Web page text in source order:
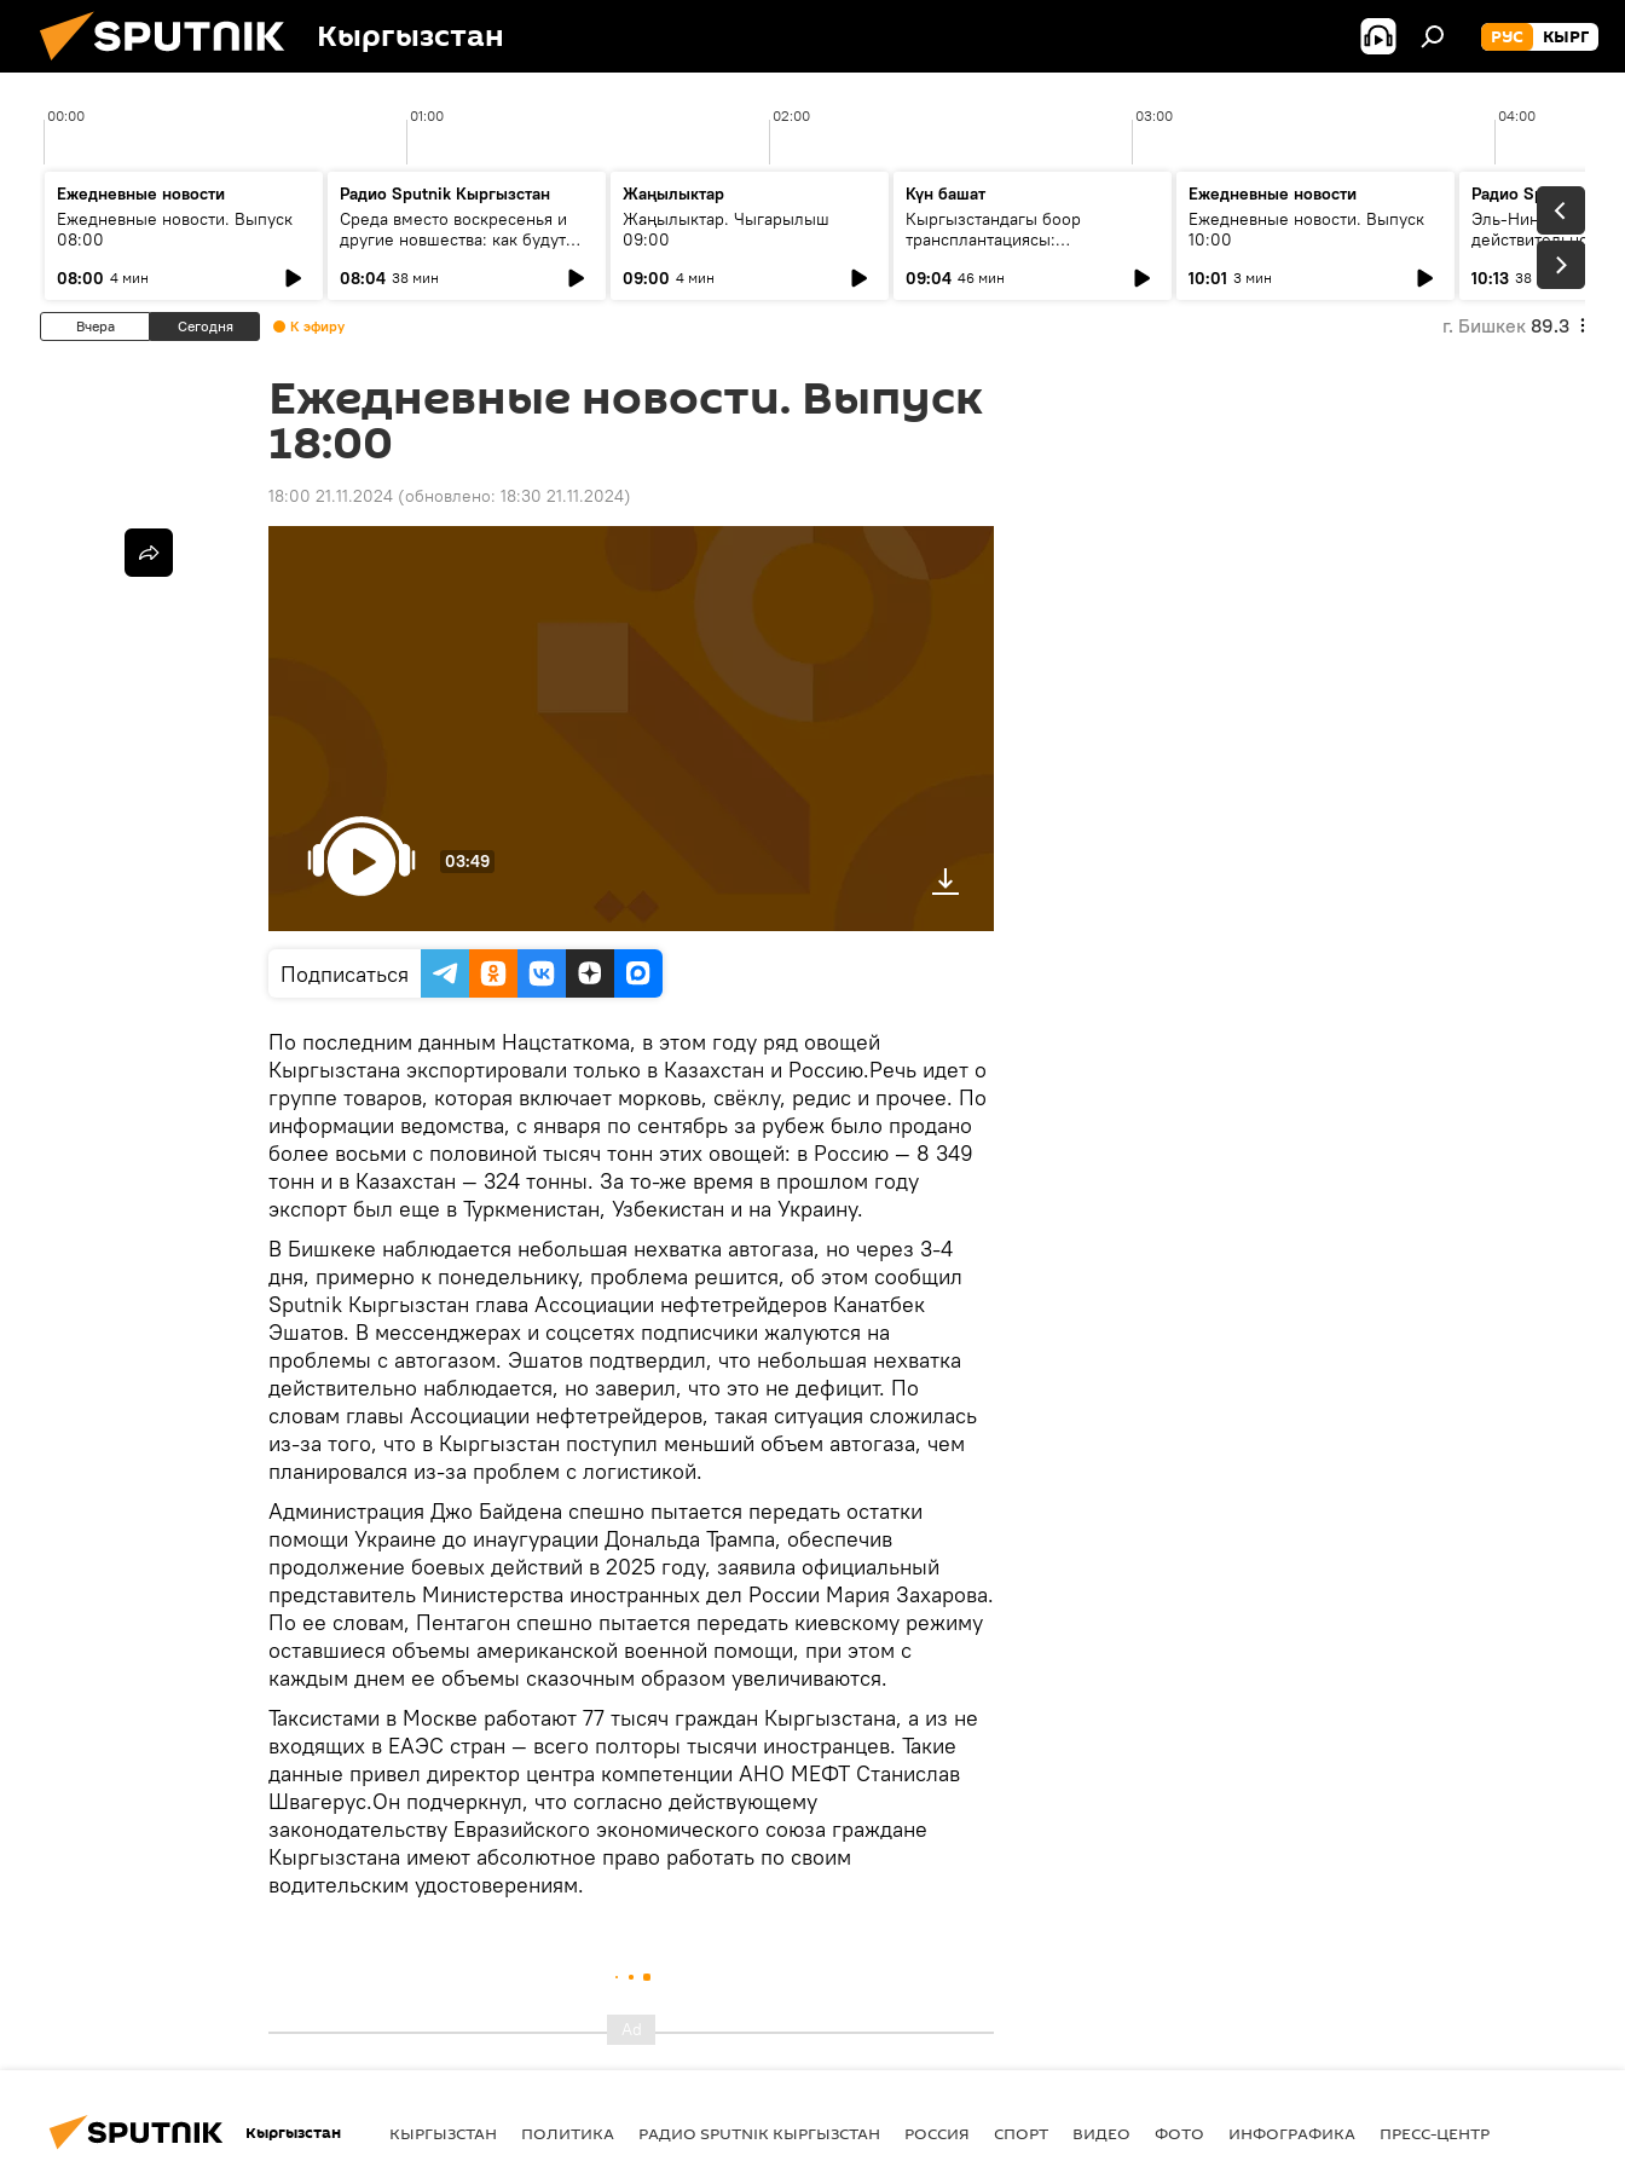
Кыргызстан РУС КЫРГ
00:00 01:00 02:00 03:00 04:00
Ежедневные новости
Ежедневные новости. Выпуск
08:00
08:00 4 мин
Радио Sputnik Кыргызстан
Среда вместо воскресенья и
другие новшества: как будут
08:04 38 мин
Жаңылыктар
Жаңылыктар. Чыгарылыш
09:00
09:00 4 мин
Күн башат
Кыргызстандагы боор
трансплантациясы:
келечеги
09:04 46 мин
Ежедневные новости
Ежедневные новости. Выпуск
10:00
10:01 3 мин
Радио Sputnik
Эль-Ниньо, жара и
действительно
погоду в
10:13 38 мин
Вчера Сегодня К эфиру г. Бишкек 89.3
Ежедневные новости. Выпуск
18:00
18:00 21.11.2024 (обновлено: 18:30 21.11.2024)
03:49
Подписаться
По последним данным Нацстаткома, в этом году ряд овощей
Кыргызстана экспортировали только в Казахстан и Россию.Речь идет о
группе товаров, которая включает морковь, свёклу, редис и прочее. По
информации ведомства, с января по сентябрь за рубеж было продано
более восьми с половиной тысяч тонн этих овощей: в Россию — 8 349
тонн и в Казахстан — 324 тонны. За то-же время в прошлом году
экспорт был еще в Туркменистан, Узбекистан и на Украину.
В Бишкеке наблюдается небольшая нехватка автогаза, но через 3-4
дня, примерно к понедельнику, проблема решится, об этом сообщил
Sputnik Кыргызстан глава Ассоциации нефтетрейдеров Канатбек
Эшатов. В мессенджерах и соцсетях подписчики жалуются на
проблемы с автогазом. Эшатов подтвердил, что небольшая нехватка
действительно наблюдается, но заверил, что это не дефицит. По
словам главы Ассоциации нефтетрейдеров, такая ситуация сложилась
из-за того, что в Кыргызстан поступил меньший объем автогаза, чем
планировался из-за проблем с логистикой.
Администрация Джо Байдена спешно пытается передать остатки
помощи Украине до инаугурации Дональда Трампа, обеспечив
продолжение боевых действий в 2025 году, заявила официальный
представитель Министерства иностранных дел России Мария Захарова.
По ее словам, Пентагон спешно пытается передать киевскому режиму
оставшиеся объемы американской военной помощи, при этом с
каждым днем ее объемы сказочным образом увеличиваются.
Таксистами в Москве работают 77 тысяч граждан Кыргызстана, а из не
входящих в ЕАЭС стран — всего полторы тысячи иностранцев. Такие
данные привел директор центра компетенции АНО МЕФТ Станислав
Швагеруc.Он подчеркнул, что согласно действующему
законодательству Евразийского экономического союза граждане
Кыргызстана имеют абсолютное право работать по своим
водительским удостоверениям.
Кыргызстан КЫРГЫЗСТАН ПОЛИТИКА РАДИО SPUTNIK КЫРГЫЗСТАН РОССИЯ СПОРТ ВИДЕО ФОТО ИНФОГРАФИКА ПРЕСС-ЦЕНТР